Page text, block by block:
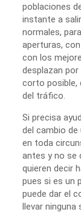
poblaciones
instante a
normales,
aperturas,
con los
desplazan
corto posible,
del tráfico.
Si precisa
del cambio
en toda
antes y no se
quieren decir
pues si es un
puede dar el
llevar ninguna